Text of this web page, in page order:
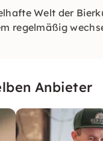
Welt der
regelmäßig
Anbieter